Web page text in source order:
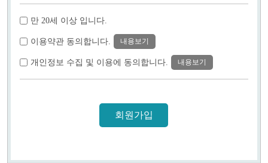
만 20세 이상 입니다.
이용약관 동의합니다. 내용보기
개인정보 수집 및 이용에 동의합니다. 내용보기
회원가입